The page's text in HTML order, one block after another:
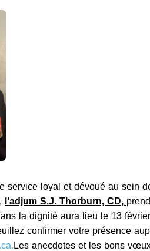
service loyal et dévoué au sein
l’adjum S.J. Thorburn, CD,
la dignité aura lieu le 13
confirmer votre présence
. Les anecdotes et les bons